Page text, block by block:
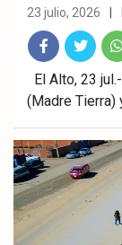
23 julio, 2026
Fac
ebo
ok
Twitt
er
p
El Alto, 23
(Madre Tierra)